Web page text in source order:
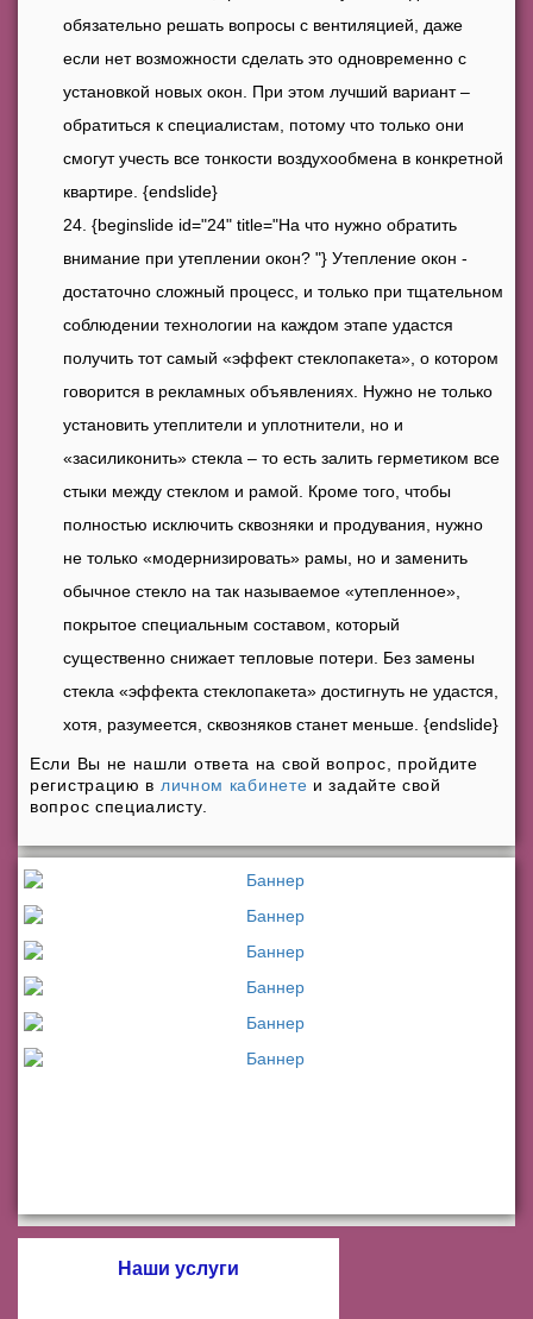
Наши услуги
обязательно решать вопросы с вентиляцией, даже
если нет возможности сделать это одновременно с
установкой новых окон. При этом лучший вариант –
обратиться к специалистам, потому что только они
смогут учесть все тонкости воздухообмена в конкретной
квартире. {endslide}
{beginslide id="24" title="На что нужно обратить
внимание при утеплении окон? "} Утепление окон -
достаточно сложный процесс, и только при тщательном
соблюдении технологии на каждом этапе удастся
получить тот самый «эффект стеклопакета», о котором
говорится в рекламных объявлениях. Нужно не только
установить утеплители и уплотнители, но и
«засиликонить» стекла – то есть залить герметиком все
стыки между стеклом и рамой. Кроме того, чтобы
полностью исключить сквозняки и продувания, нужно
не только «модернизировать» рамы, но и заменить
обычное стекло на так называемое «утепленное»,
покрытое специальным составом, который
существенно снижает тепловые потери. Без замены
стекла «эффекта стеклопакета» достигнуть не удастся,
хотя, разумеется, сквозняков станет меньше. {endslide}
Если Вы не нашли ответа на свой вопрос, пройдите
регистрацию в личном кабинете и задайте свой
вопрос специалисту.